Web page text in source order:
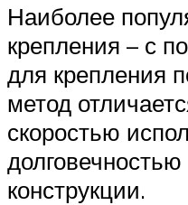
Наиболее
крепления – с
для крепления
метод
скоростью
долговечностью
конструкции.